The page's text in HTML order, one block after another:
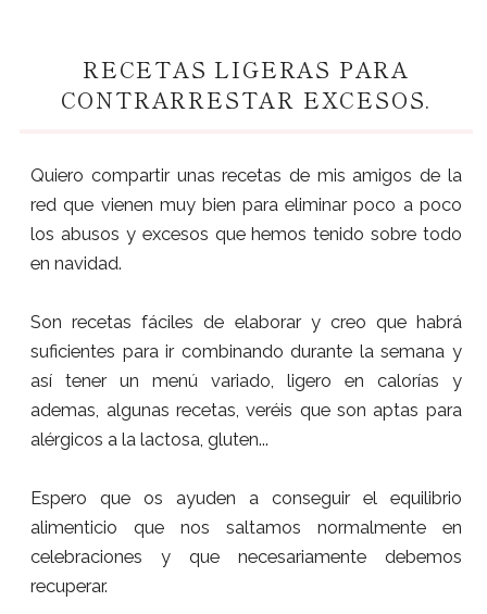
RECETAS LIGERAS PARA
CONTRARRESTAR EXCESOS.
Quiero compartir unas recetas de mis amigos de la
red que vienen muy bien para eliminar poco a poco
los abusos y excesos que hemos tenido sobre todo
en navidad.
Son recetas fáciles de elaborar y creo que habrá
suficientes para ir combinando durante la semana y
así tener un menú variado, ligero en calorías y
ademas, algunas recetas, veréis que son aptas para
alérgicos a la lactosa, gluten...
Espero que os ayuden a conseguir el equilibrio
alimenticio que nos saltamos normalmente en
celebraciones y que necesariamente debemos
recuperar.